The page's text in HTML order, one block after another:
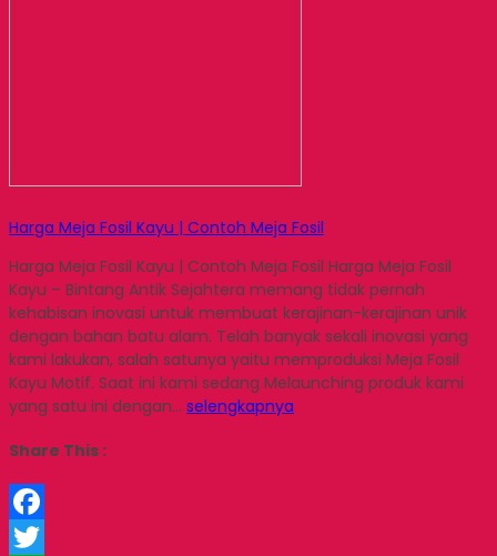
Harga Meja Fosil Kayu | Contoh Meja Fosil
Harga Meja Fosil Kayu | Contoh Meja Fosil Harga Meja Fosil
Kayu – Bintang Antik Sejahtera memang tidak pernah
kehabisan inovasi untuk membuat kerajinan-kerajinan unik
dengan bahan batu alam. Telah banyak sekali inovasi yang
kami lakukan, salah satunya yaitu memproduksi Meja Fosil
Kayu Motif. Saat ini kami sedang Melaunching produk kami
yang satu ini dengan… selengkapnya
Share This :
Facebook